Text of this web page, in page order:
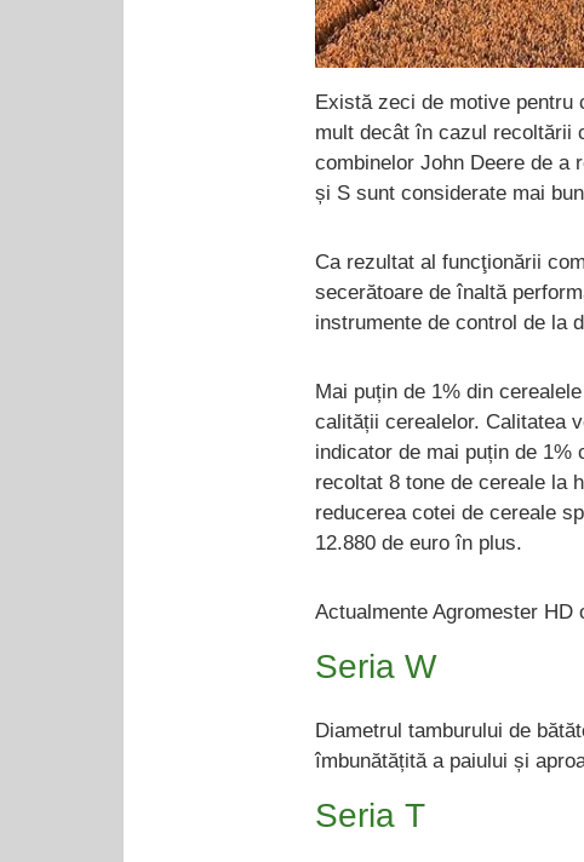
Există zeci de motive
mult decât în cazul recoltării
combinelor John Deere de a
și S sunt considerate mai
Ca rezultat al funcţionării
secerătoare de înaltă
instrumente de control de la
Mai puțin de 1% din
calității cerealelor. Calitatea
indicator de mai puțin de 1%
recoltat 8 tone de cereale la
reducerea cotei de cereale
12.880 de euro în plus.
Actualmente Agromester
Seria W
Diametrul tamburului de
îmbunătățită a paiului și
Seria Т